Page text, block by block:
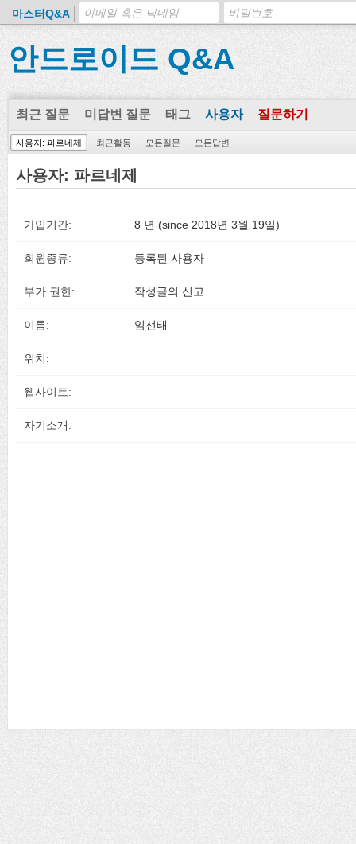
마스터Q&A
안드로이드 Q&A
최근 질문 미답변 질문 태그 사용자 질문하기
사용자: 파르네제 최근활동 모든질문 모든답변
사용자: 파르네제
가입기간: 8 년 (since 2018년 3월 19일)
회원종류: 등록된 사용자
부가 권한: 작성글의 신고
이름: 임선태
위치:
웹사이트:
자기소개: